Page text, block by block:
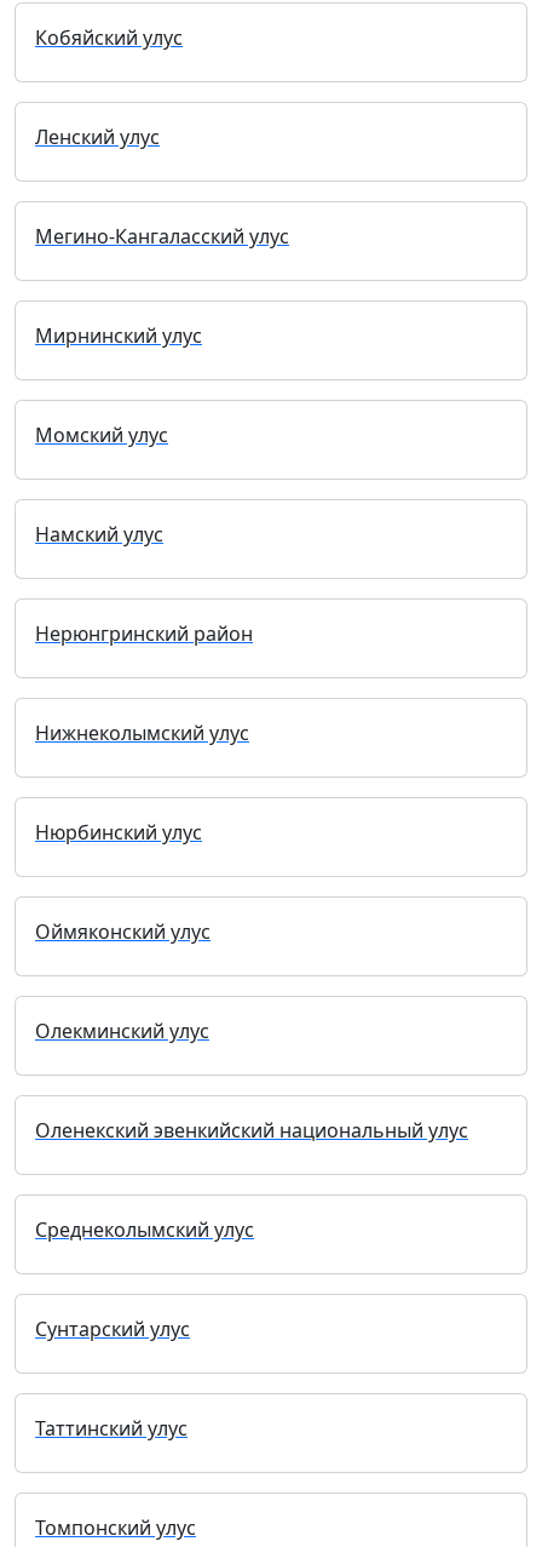
Кобяйский улус
Ленский улус
Мегино-Кангаласский улус
Мирнинский улус
Момский улус
Намский улус
Нерюнгринский район
Нижнеколымский улус
Нюрбинский улус
Оймяконский улус
Олекминский улус
Оленекский эвенкийский национальный улус
Среднеколымский улус
Сунтарский улус
Таттинский улус
Томпонский улус